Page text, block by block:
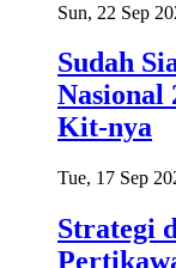
Sun, 22 Sep
Sudah
Nasional
Kit-nya
Tue, 17 Sep
Strategi